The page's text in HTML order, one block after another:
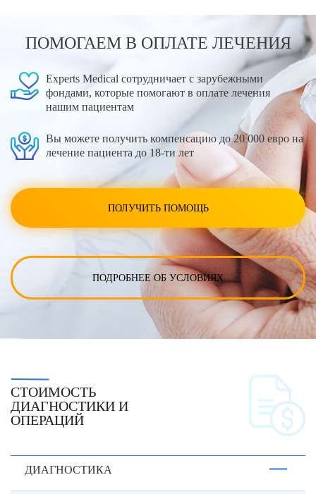
ПОМОГАЕМ В ОПЛАТЕ ЛЕЧЕНИЯ
Experts Medical сотрудничает с зарубежными
фондами, которые помогают в оплате лечения
нашим пациентам
Вы можете получить компенсацию до 20 000 евро на
лечение пациента до 18-ти лет
ПОЛУЧИТЬ ПОМОЩЬ
ПОДРОБНЕЕ ОБ УСЛОВИЯХ
СТОИМОСТЬ
ДИАГНОСТИКИ И
ОПЕРАЦИЙ
ДИАГНОСТИКА